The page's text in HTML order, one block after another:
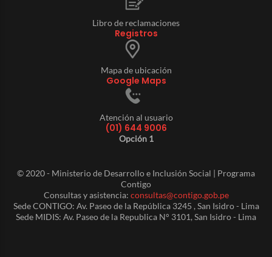
Libro de reclamaciones
Registros
Mapa de ubicación
Google Maps
Atención al usuario
(01) 644 9006
Opción 1
© 2020 - Ministerio de Desarrollo e Inclusión Social | Programa
Contigo
Consultas y asistencia: consultas@contigo.gob.pe
Sede CONTIGO: Av. Paseo de la República 3245 , San Isidro - Lima
Sede MIDIS: Av. Paseo de la Republica N° 3101, San Isidro - Lima